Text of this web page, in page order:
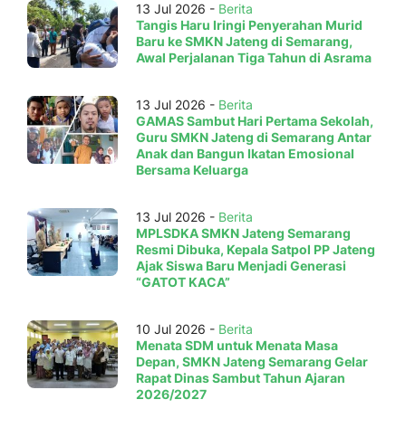
13 Jul 2026 - Berita
Tangis Haru Iringi Penyerahan Murid
Baru ke SMKN Jateng di Semarang,
Awal Perjalanan Tiga Tahun di Asrama
13 Jul 2026 - Berita
GAMAS Sambut Hari Pertama Sekolah,
Guru SMKN Jateng di Semarang Antar
Anak dan Bangun Ikatan Emosional
Bersama Keluarga
13 Jul 2026 - Berita
MPLSDKA SMKN Jateng Semarang
Resmi Dibuka, Kepala Satpol PP Jateng
Ajak Siswa Baru Menjadi Generasi
“GATOT KACA”
10 Jul 2026 - Berita
Menata SDM untuk Menata Masa
Depan, SMKN Jateng Semarang Gelar
Rapat Dinas Sambut Tahun Ajaran
2026/2027